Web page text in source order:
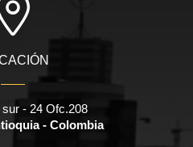
- 24 Ofc.208
- Colombia